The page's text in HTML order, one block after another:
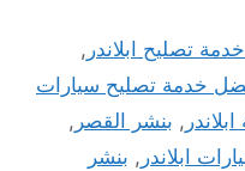
تصليح ابلاندر ,
خدمة تصليح سيارات
, بنشر القصر ,
ابلاندر , بنشر